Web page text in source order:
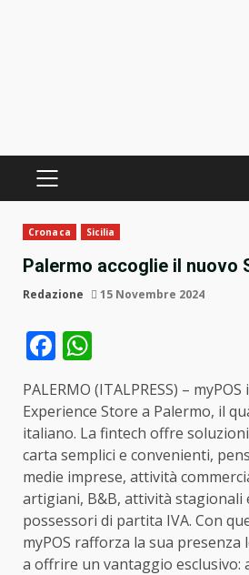
PRIMÄRES
Cronaca Sicilia
Palermo accoglie il nuovo
Redazione 15 Novembre 2024
Facebook
PALERMO (ITALPRESS) –
Experience Store a Palermo, il
italiano. La fintech offre
carta semplici e convenienti,
medie imprese, attività
artigiani, B&B, attività stagionali
possessori di partita IVA. Con
myPOS rafforza la sua presenza
a offrire un vantaggio esclusivo: